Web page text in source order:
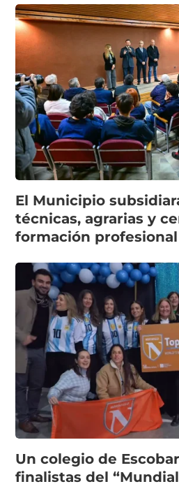
El Municipio
técnicas, agrarias y
formación profesional
Un colegio de
finalistas del